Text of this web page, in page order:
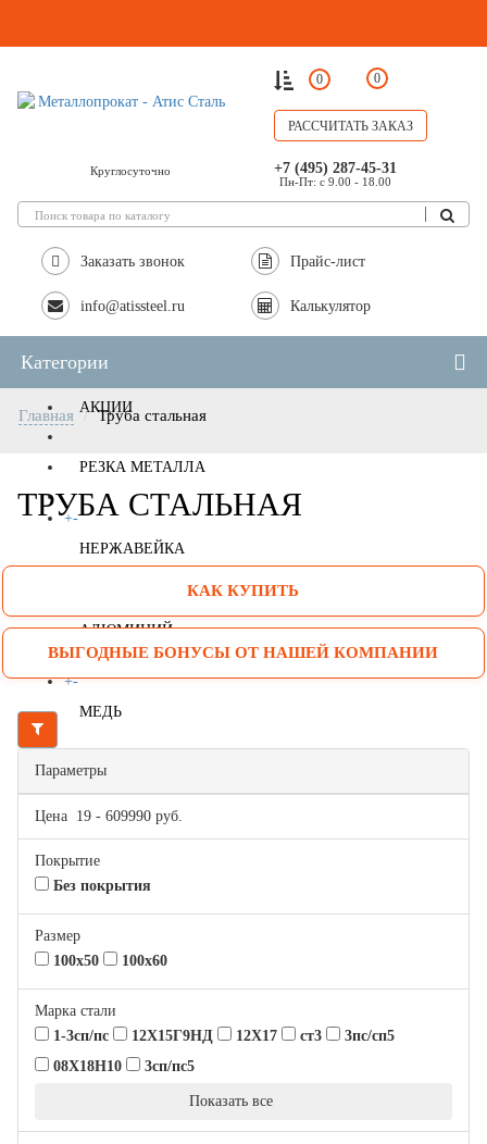
0 0
РАССЧИТАТЬ ЗАКАЗ
Круглосуточно +7 (495) 287-45-31
Пн-Пт: с 9.00 - 18.00
Заказать звонок Прайс-лист
info@atissteel.ru Калькулятор
Категории
АКЦИИ
РЕЗКА МЕТАЛЛА
+-
НЕРЖАВЕЙКА
АЛЮМИНИЙ
+-
МЕДЬ
ЛАТУНЬ
+-
ВАКАНСИИ
КОНТАКТЫ
+-
Главная Труба стальная
ТРУБА СТАЛЬНАЯ
КАК КУПИТЬ
ВЫГОДНЫЕ БОНУСЫ ОТ НАШЕЙ КОМПАНИИ
Параметры
Цена 19 -609990 руб.
Покрытие
Без покрытия
Размер
100x50
100x60
Марка стали
1-3сп/пс
12Х15Г9НД 12Х17 ст3
3пс/сп5
08Х18Н10
3сп/пс5
Показать все